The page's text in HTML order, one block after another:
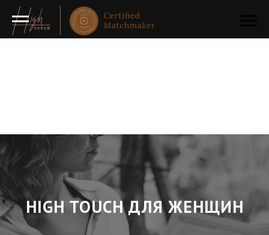
HIGH TOUCH ДЛЯ ЖЕНЩИН